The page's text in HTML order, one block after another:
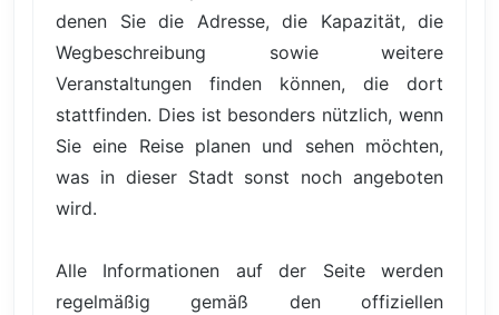
denen Sie die Adresse, die Kapazität, die
Wegbeschreibung sowie weitere
Veranstaltungen finden können, die dort
stattfinden. Dies ist besonders nützlich, wenn
Sie eine Reise planen und sehen möchten,
was in dieser Stadt sonst noch angeboten
wird.
Alle Informationen auf der Seite werden
regelmäßig gemäß den offiziellen